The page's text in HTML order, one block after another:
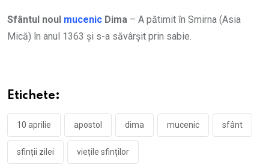
Sfântul noul mucenic Dima – A pătimit în Smirna (Asia
Mică) în anul 1363 și s-a săvârșit prin sabie.
Etichete:
10 aprilie apostol dima mucenic sfânt
sfinții zilei viețile sfinților